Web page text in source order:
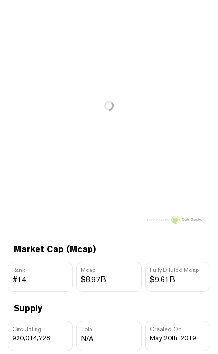
Market Cap (Mcap)
Rank
#14
Mcap
$8.97B
Fully Diluted Mcap
$9.61B
Supply
Circulating
920,014,728
Total
N/A
Created On
May 20th, 2019
Price data by